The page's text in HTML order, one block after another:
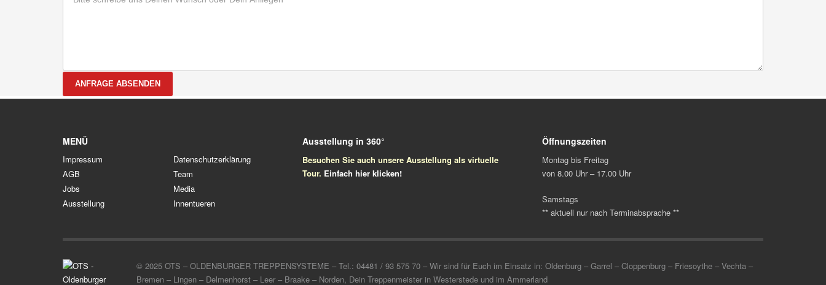
ANFRAGE ABSENDEN
MENÜ
Impressum
Datenschutzerklärung
AGB
Team
Jobs
Media
Ausstellung
Innentueren
Ausstellung in 360°
Besuchen Sie auch unsere Ausstellung als virtuelle
Tour. Einfach hier klicken!
Öffnungszeiten
Montag bis Freitag
von 8.00 Uhr – 17.00 Uhr
Samstags
** aktuell nur nach Terminabsprache **
© 2025 OTS – OLDENBURGER TREPPENSYSTEME – Tel.: 04481 / 93 575 70 – Wir sind für Euch im Einsatz in: Oldenburg – Garrel – Cloppenburg – Friesoythe – Vechta –
Bremen – Lingen – Delmenhorst – Leer – Braake – Norden, Dein Treppenmeister in Westerstede und im Ammerland